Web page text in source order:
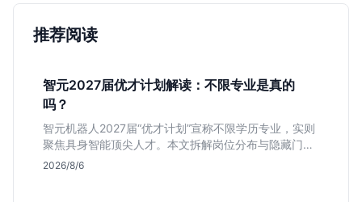
推荐阅读
智元2027届优才计划解读：不限专业是真的
吗？
智元机器人2027届“优才计划”宣称不限学历专业，实则
聚焦具身智能顶尖人才。本文拆解岗位分布与隐藏门
槛，分析算法、仿真等核心方向，帮你判断是否值得投
2026/8/6